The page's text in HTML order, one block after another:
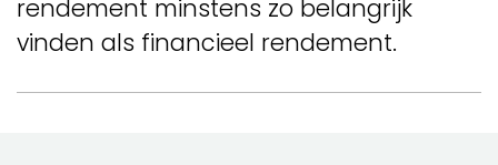
rendement minstens zo belangrijk
vinden als financieel rendement.